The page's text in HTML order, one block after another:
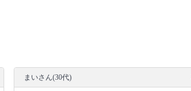
まいさん(30代)